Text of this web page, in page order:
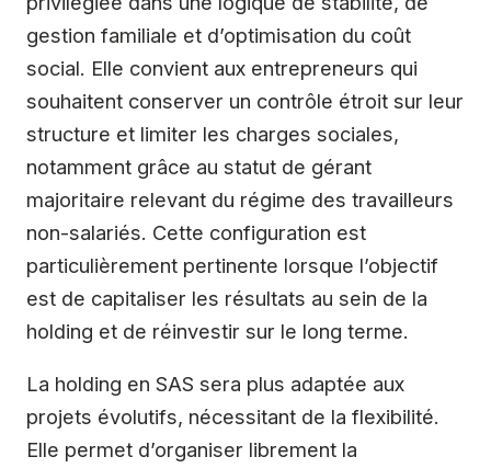
gestion familiale et d’optimisation du coût
social. Elle convient aux entrepreneurs qui
souhaitent conserver un contrôle étroit sur leur
structure et limiter les charges sociales,
notamment grâce au statut de gérant
majoritaire relevant du régime des travailleurs
non-salariés. Cette configuration est
particulièrement pertinente lorsque l’objectif
est de capitaliser les résultats au sein de la
holding et de réinvestir sur le long terme.
La holding en SAS sera plus adaptée aux
projets évolutifs, nécessitant de la flexibilité.
Elle permet d’organiser librement la